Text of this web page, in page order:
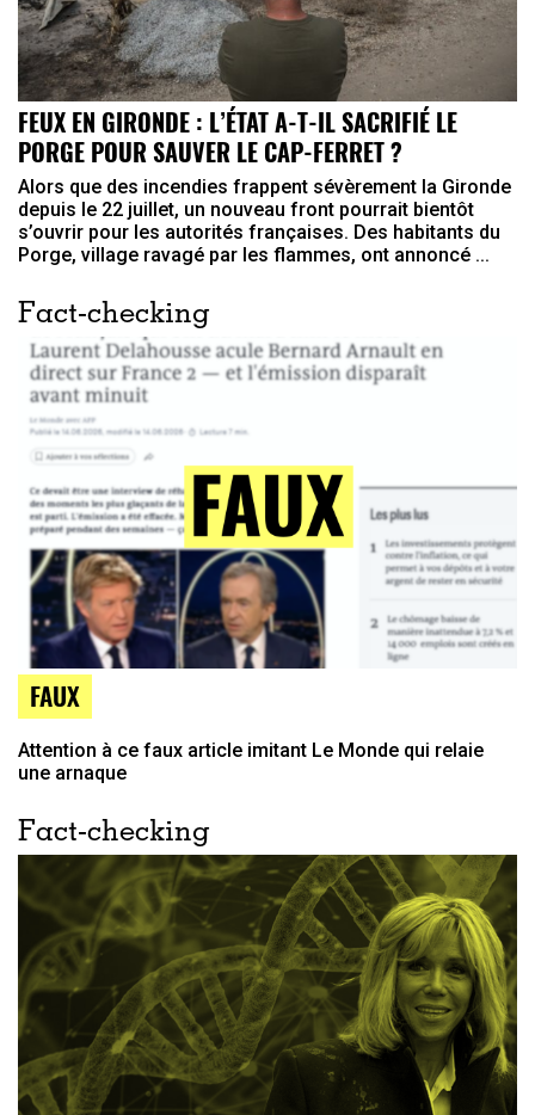
FEUX EN GIRONDE : L’ÉTAT A-T-IL SACRIFIÉ LE
PORGE POUR SAUVER LE CAP-FERRET ?
Alors que des incendies frappent sévèrement la Gironde
depuis le 22 juillet, un nouveau front pourrait bientôt
s’ouvrir pour les autorités françaises. Des habitants du
Porge, village ravagé par les flammes, ont annoncé ...
Fact-checking
FAUX
Attention à ce faux article imitant Le Monde qui relaie
une arnaque
Fact-checking